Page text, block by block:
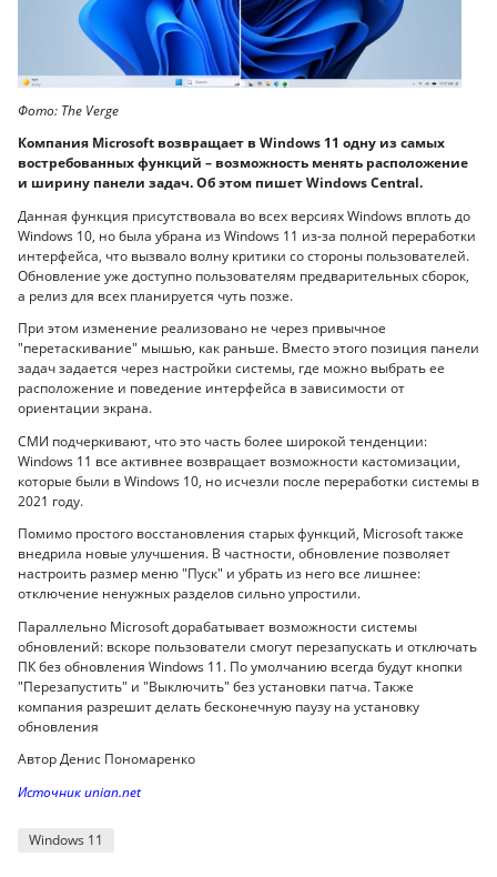
Фото: The Verge
Компания Microsoft возвращает в Windows 11 одну из самых
востребованных функций – возможность менять расположение
и ширину панели задач. Об этом пишет Windows Central.
Данная функция присутствовала во всех версиях Windows вплоть до
Windows 10, но была убрана из Windows 11 из-за полной переработки
интерфейса, что вызвало волну критики со стороны пользователей.
Обновление уже доступно пользователям предварительных сборок,
а релиз для всех планируется чуть позже.
При этом изменение реализовано не через привычное
"перетаскивание" мышью, как раньше. Вместо этого позиция панели
задач задается через настройки системы, где можно выбрать ее
расположение и поведение интерфейса в зависимости от
ориентации экрана.
СМИ подчеркивают, что это часть более широкой тенденции:
Windows 11 все активнее возвращает возможности кастомизации,
которые были в Windows 10, но исчезли после переработки системы в
2021 году.
Помимо простого восстановления старых функций, Microsoft также
внедрила новые улучшения. В частности, обновление позволяет
настроить размер меню "Пуск" и убрать из него все лишнее:
отключение ненужных разделов сильно упростили.
Параллельно Microsoft дорабатывает возможности системы
обновлений: вскоре пользователи смогут перезапускать и отключать
ПК без обновления Windows 11. По умолчанию всегда будут кнопки
"Перезапустить" и "Выключить" без установки патча. Также
компания разрешит делать бесконечную паузу на установку
обновления
Автор Денис Пономаренко
Источник unian.net
Windows 11